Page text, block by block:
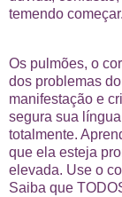
temendo começar.
Os pulmões, o
dos problemas
manifestação e
segura sua
totalmente.
que ela esteja
elevada. Use o
Saiba que